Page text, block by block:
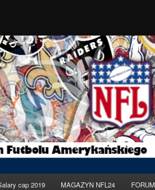
cap 2019 MAGAZYN NFL24 FORUM